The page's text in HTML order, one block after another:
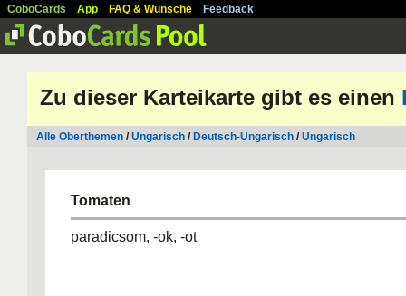
CoboCards App FAQ & Wünsche Feedback
Zu dieser Karteikarte gibt es einen
Alle Oberthemen /Ungarisch / Deutsch-Ungarisch /Ungarisch
Tomaten
paradicsom, -ok, -ot